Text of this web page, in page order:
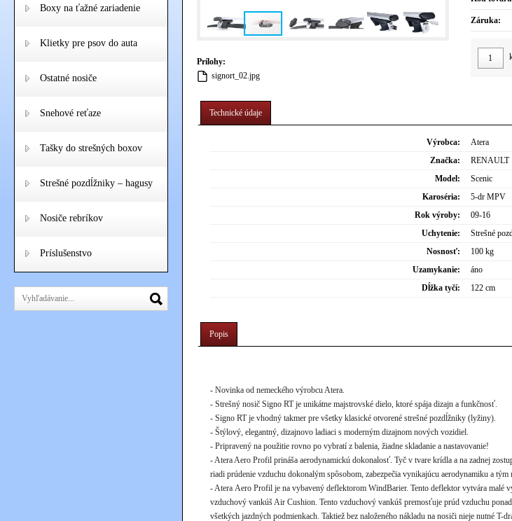
Boxy na ťažné zariadenie
Klietky pre psov do auta
Ostatné nosiče
Snehové reťaze
Tašky do strešných boxov
Strešné pozdĺžniky – hagusy
Nosiče rebríkov
Príslušenstvo
Prílohy:
signort_02.jpg
Záruka:
Technické údaje
Výrobca:
Atera
Značka:
RENAULT
Model:
Scenic
Karoséria:
5-dr MPV
Rok výroby:
09-16
Uchytenie:
Strešné
Nosnosť:
100 kg
Uzamykanie:
áno
Dĺžka tyčí:
122 cm
Popis
- Novinka od nemeckého výrobcu Atera.
- Strešný nosič Signo RT je unikátne majstrovské dielo, ktoré spája dizajn a funkčnosť.
- Signo RT je vhodný takmer pre všetky klasické otvorené strešné pozdĺžniky (lyžiny).
- Štýlový, elegantný, dizajnovo ladiaci s moderným dizajnom nových vozidiel.
- Pripravený na použitie rovno po vybratí z balenia, žiadne skladanie a nastavovanie!
- Atera Aero Profil prináša aerodynamickú dokonalosť. Tyč v tvare krídla a na zadnej
riadi prúdenie vzduchu dokonalým spôsobom, zabezpečia vynikajúcu aerodynamiku a
- Atera Aero Profil je na vybavený deflektorom WindBarier. Tento deflektor vytvára
vzduchový vankúš Air Cushion. Tento vzduchový vankúš premosťuje prúd vzduchu
všetkých jazdných podmienkach. Taktiež bez naloženého nákladu na nosiči nieje nutné